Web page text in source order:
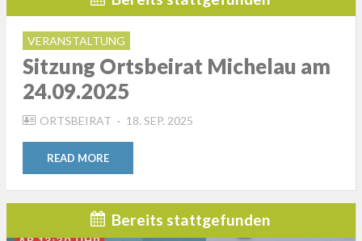
VERANSTALTUNG
Sitzung Ortsbeirat Michelau am
24.09.2025
ORTSBEIRAT
POSTED
18. SEP. 2025
READ MORE
Bereits stattgefunden